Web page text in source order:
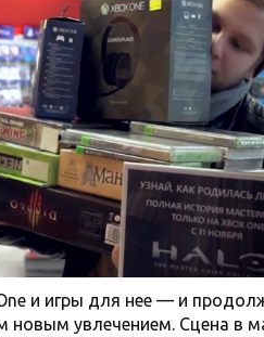
и игры для нее — и
новым увлечением. Сцена в